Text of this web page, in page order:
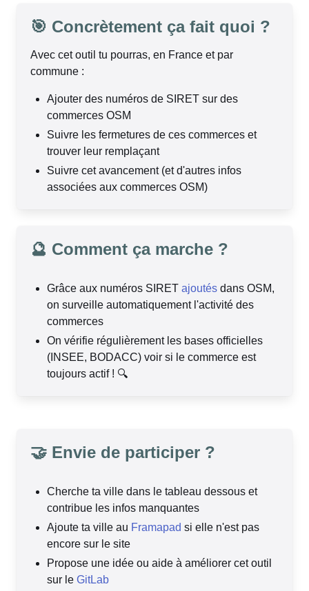
🎯 Concrètement ça fait quoi ?
Avec cet outil tu pourras, en France et par
commune :
Ajouter des numéros de SIRET sur des
commerces OSM
Suivre les fermetures de ces commerces et
trouver leur remplaçant
Suivre cet avancement (et d'autres infos
associées aux commerces OSM)
🔮 Comment ça marche ?
Grâce aux numéros SIRET ajoutés dans OSM,
on surveille automatiquement l'activité des
commerces
On vérifie régulièrement les bases officielles
(INSEE, BODACC) voir si le commerce est
toujours actif ! 🔍
🤝 Envie de participer ?
Cherche ta ville dans le tableau dessous et
contribue les infos manquantes
Ajoute ta ville au Framapad si elle n'est pas
encore sur le site
Propose une idée ou aide à améliorer cet outil
sur le GitLab